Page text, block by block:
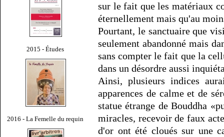
2015 - Études
2016 - La Femelle du requin
sur le fait que les matériaux
éternellement mais qu'au
Pourtant, le sanctuaire que
seulement abandonné mais
sans compter le fait que la
dans un désordre aussi
Ainsi, plusieurs indices
apparences de calme et de
statue étrange de Bouddha
miracles, recevoir de faux
d'or ont été cloués sur une